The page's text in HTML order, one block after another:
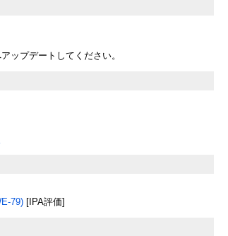
ップデートしてください。
79) [IPA評価]